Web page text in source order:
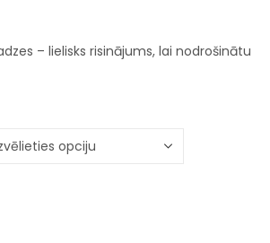
– lielisks risinājums, lai nodrošinātu